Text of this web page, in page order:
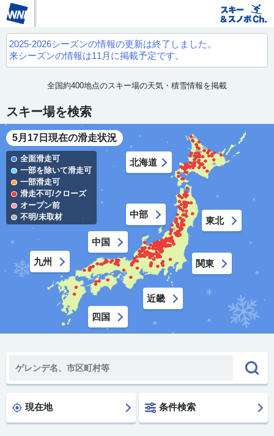
2025-2026シーズンの情報の更新は終了しました。
来シーズンの情報は11月に掲載予定です。
全国約400地点のスキー場の天気・積雪情報を掲載
スキー場を検索
5月17日現在の滑走状況
全面滑走可
一部を除いて滑走可
一部滑走可
滑走不可/クローズ
オープン前
不明/未取材
北海道
東北
関東
中部
近畿
中国
四国
九州
現在地 条件検索